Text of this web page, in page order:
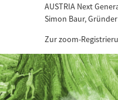
AUSTRIA Next
Simon Baur,
Zur zoom-